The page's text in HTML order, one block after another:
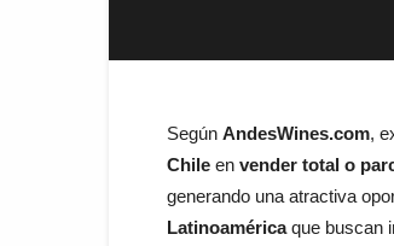
Según AndesWines.com,
Chile en vender total o
generando una atractiva
Latinoaméricaque buscan